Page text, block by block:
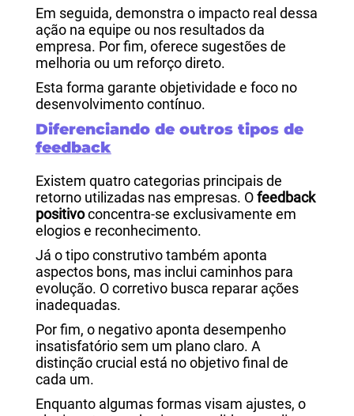
Em seguida, demonstra o impacto real dessa
ação na equipe ou nos resultados da
empresa. Por fim, oferece sugestões de
melhoria ou um reforço direto.
Esta forma garante objetividade e foco no
desenvolvimento contínuo.
Diferenciando de outros tipos de
feedback
Existem quatro categorias principais de
retorno utilizadas nas empresas. Ofeedback
positivoconcentra-se exclusivamente em
elogios e reconhecimento.
Já o tipo construtivo também aponta
aspectos bons, mas inclui caminhos para
evolução. O corretivo busca reparar ações
inadequadas.
Por fim, o negativo aponta desempenho
insatisfatório sem um plano claro. A
distinção crucial está no objetivo final de
cada um.
Enquanto algumas formas visam ajustes, o